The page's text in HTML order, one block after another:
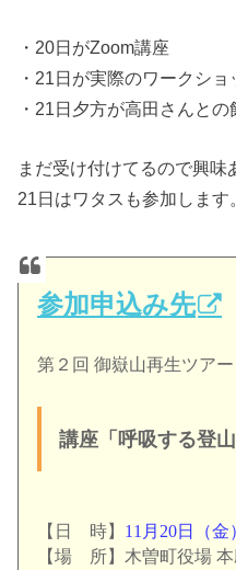
・20日がZoom講座
・21日が実際のワークショ
・21日夕方が高田さんとの
まだ受け付けてるので興味
21日はワタスも参加します
参加申込み先
第２回 御嶽山再生ツアー
講座「呼吸する登
【日 時】 11月20日（金
【場 所】木曽町役場